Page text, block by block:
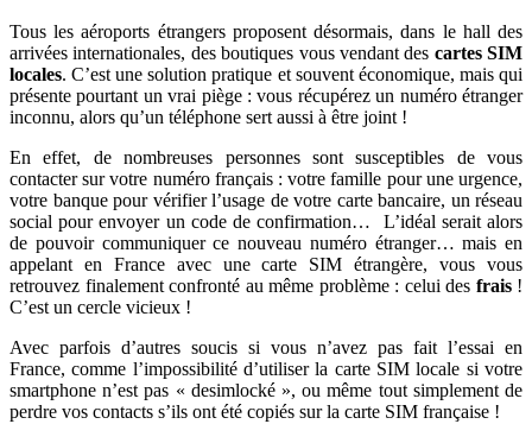
Tous les aéroports étrangers proposent désormais, dans le hall des
arrivées internationales, des boutiques vous vendant des cartes SIM
locales. C’est une solution pratique et souvent économique, mais qui
présente pourtant un vrai piège : vous récupérez un numéro étranger
inconnu, alors qu’un téléphone sert aussi à être joint !
En effet, de nombreuses personnes sont susceptibles de vous
contacter sur votre numéro français : votre famille pour une urgence,
votre banque pour vérifier l’usage de votre carte bancaire, un réseau
social pour envoyer un code de confirmation… L’idéal serait alors
de pouvoir communiquer ce nouveau numéro étranger… mais en
appelant en France avec une carte SIM étrangère, vous vous
retrouvez finalement confronté au même problème : celui des frais!
C’est un cercle vicieux !
Avec parfois d’autres soucis si vous n’avez pas fait l’essai en
France, comme l’impossibilité d’utiliser la carte SIM locale si votre
smartphone n’est pas « desimlocké », ou même tout simplement de
perdre vos contacts s’ils ont été copiés sur la carte SIM française !